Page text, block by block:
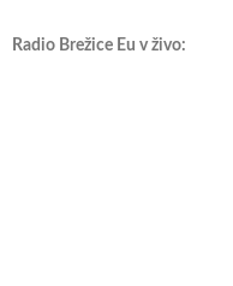
Radio Brežice Eu v živo: